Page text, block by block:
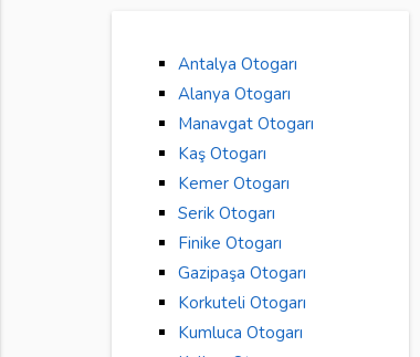
Antalya Otogarı
Alanya Otogarı
Manavgat Otogarı
Kaş Otogarı
Kemer Otogarı
Serik Otogarı
Finike Otogarı
Gazipaşa Otogarı
Korkuteli Otogarı
Kumluca Otogarı